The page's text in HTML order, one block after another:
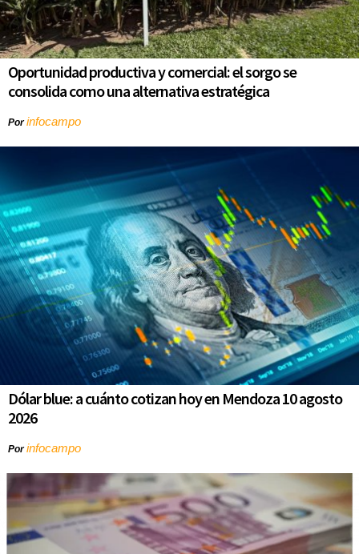
Oportunidad productiva y comercial: el sorgo se
consolida como una alternativa estratégica
Porinfocampo
Dólar blue: a cuánto cotizan hoy en Mendoza 10 agosto
2026
Porinfocampo